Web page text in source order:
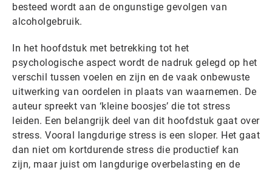
besteed wordt aan de ongunstige gevolgen van
alcoholgebruik.
In het hoofdstuk met betrekking tot het
psychologische aspect wordt de nadruk gelegd op het
verschil tussen voelen en zijn en de vaak onbewuste
uitwerking van oordelen in plaats van waarnemen. De
auteur spreekt van ‘kleine boosjes’ die tot stress
leiden. Een belangrijk deel van dit hoofdstuk gaat over
stress. Vooral langdurige stress is een sloper. Het gaat
dan niet om kortdurende stress die productief kan
zijn, maar juist om langdurige overbelasting en de